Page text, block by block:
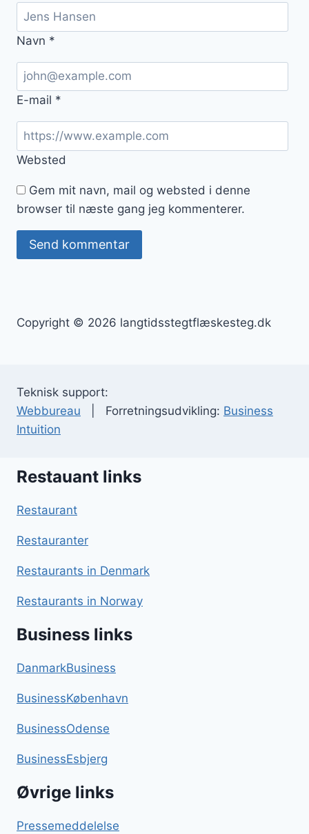
Navn *
E-mail *
Websted
Gem mit navn, mail og websted i denne
browser til næste gang jeg kommenterer.
Copyright © 2026 langtidsstegtflæskesteg.dk
Teknisk support:
Webbureau | Forretningsudvikling: Business
Intuition
Restauant links
Restaurant
Restauranter
Restaurants in Denmark
Restaurants in Norway
Business links
DanmarkBusiness
BusinessKøbenhavn
BusinessOdense
BusinessEsbjerg
Øvrige links
Pressemeddelelse